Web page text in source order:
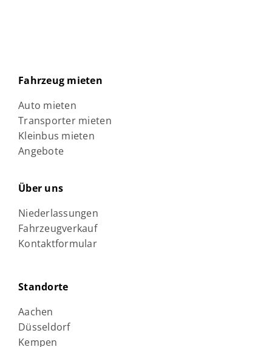
Fahrzeug mieten
Auto mieten
Transporter mieten
Kleinbus mieten
Angebote
Über uns
Niederlassungen
Fahrzeugverkauf
Kontaktformular
Standorte
Aachen
Düsseldorf
Kempen